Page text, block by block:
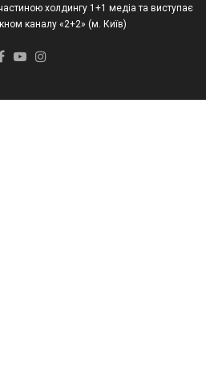
холдингу 1+1 медіа та виступає
каналу «2+2» (м. Київ)